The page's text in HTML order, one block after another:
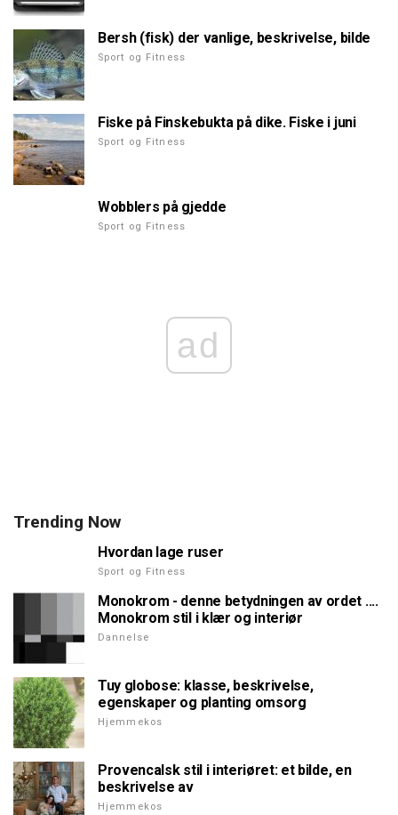
Bersh (fisk) der vanlige, beskrivelse, bilde
Sport og Fitness
Fiske på Finskebukta på dike. Fiske i juni
Sport og Fitness
Wobblers på gjedde
Sport og Fitness
ad
Trending Now
Hvordan lage ruser
Sport og Fitness
Monokrom - denne betydningen av ordet ....
Monokrom stil i klær og interiør
Dannelse
Tuy globose: klasse, beskrivelse,
egenskaper og planting omsorg
Hjemmekos
Provencalsk stil i interiøret: et bilde, en
beskrivelse av
Hjemmekos